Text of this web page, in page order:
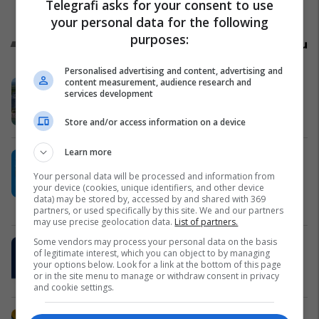
Politikë
Reklamo këtu
Holiday In 2 – banesa juaj për
pushime pranë detit
Edil Project
Plan B – reklamoni biznesin tuaj aty
ku është audienca shqiptare në
Zvicër
Plan B
Sigurimi i biznesit me NOVATRA
Vermögensberatung AG
NOVATRA
Telegrafi asks for your consent to use
your personal data for the following
purposes:
Personalised advertising and content, advertising and
content measurement, audience research and
services development
Store and/or access information on a device
Learn more
Your personal data will be processed and information from
your device (cookies, unique identifiers, and other device
data) may be stored by, accessed by and shared with 369
partners, or used specifically by this site. We and our partners
may use precise geolocation data. List of partners.
Some vendors may process your personal data on the basis
of legitimate interest, which you can object to by managing
your options below. Look for a link at the bottom of this page
or in the site menu to manage or withdraw consent in privacy
and cookie settings.